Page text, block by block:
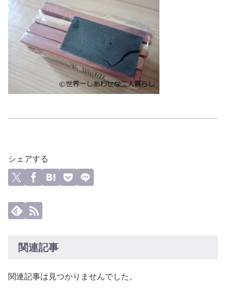
シェアする
関連記事
関連記事は見つかりませんでした。